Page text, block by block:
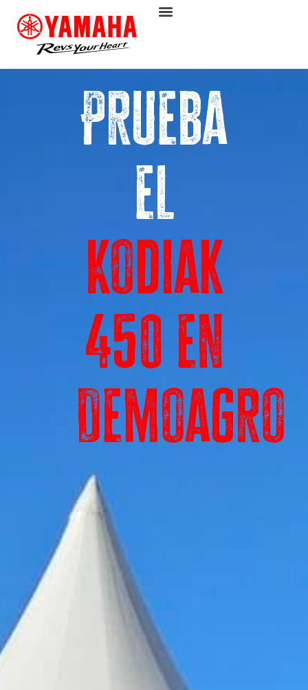
Prueba
el
Kodiak
450 en
Demoagro